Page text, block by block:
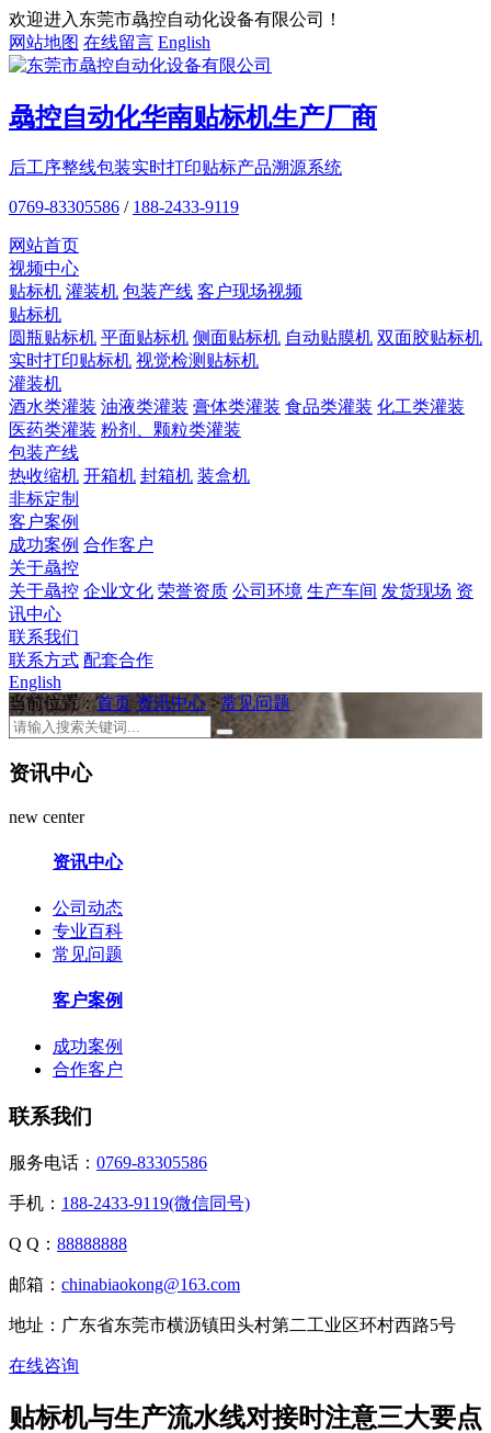
欢迎进入东莞市骉控自动化设备有限公司！
网站地图 在线留言 English
骉控自动化华南贴标机生产厂商
后工序整线包装实时打印贴标产品溯源系统
0769-83305586 / 188-2433-9119
网站首页
视频中心
贴标机 灌装机 包装产线 客户现场视频
贴标机
圆瓶贴标机 平面贴标机 侧面贴标机 自动贴膜机 双面胶贴标机
实时打印贴标机 视觉检测贴标机
灌装机
酒水类灌装 油液类灌装 膏体类灌装 食品类灌装 化工类灌装
医药类灌装 粉剂、颗粒类灌装
包装产线
热收缩机 开箱机 封箱机 装盒机
非标定制
客户案例
成功案例 合作客户
关于骉控
关于骉控 企业文化 荣誉资质 公司环境 生产车间 发货现场 资
讯中心
联系我们
联系方式 配套合作
English
当前位置：首页 资讯中心 >常见问题
资讯中心
new center
资讯中心
公司动态
专业百科
常见问题
客户案例
成功案例
合作客户
联系我们
服务电话： 0769-83305586
手机： 188-2433-9119(微信同号)
Q Q： 88888888
邮箱： chinabiaokong@163.com
地址：广东省东莞市横沥镇田头村第二工业区环村西路5号
在线咨询
贴标机与生产流水线对接时注意三大要点